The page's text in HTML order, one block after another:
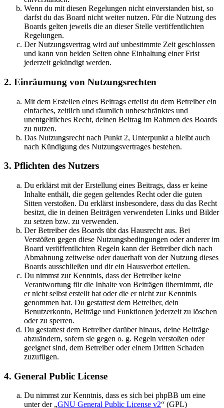
Wenn du mit diesen Regelungen nicht einverstanden bist, so
darfst du das Board nicht weiter nutzen. Für die Nutzung des
Boards gelten jeweils die an dieser Stelle veröffentlichten
Regelungen.
Der Nutzungsvertrag wird auf unbestimmte Zeit geschlossen
und kann von beiden Seiten ohne Einhaltung einer Frist
jederzeit gekündigt werden.
2. Einräumung von Nutzungsrechten
Mit dem Erstellen eines Beitrags erteilst du dem Betreiber ein
einfaches, zeitlich und räumlich unbeschränktes und
unentgeltliches Recht, deinen Beitrag im Rahmen des Boards
zu nutzen.
Das Nutzungsrecht nach Punkt 2, Unterpunkt a bleibt auch
nach Kündigung des Nutzungsvertrages bestehen.
3. Pflichten des Nutzers
Du erklärst mit der Erstellung eines Beitrags, dass er keine
Inhalte enthält, die gegen geltendes Recht oder die guten
Sitten verstoßen. Du erklärst insbesondere, dass du das Recht
besitzt, die in deinen Beiträgen verwendeten Links und Bilder
zu setzen bzw. zu verwenden.
Der Betreiber des Boards übt das Hausrecht aus. Bei
Verstößen gegen diese Nutzungsbedingungen oder anderer im
Board veröffentlichten Regeln kann der Betreiber dich nach
Abmahnung zeitweise oder dauerhaft von der Nutzung dieses
Boards ausschließen und dir ein Hausverbot erteilen.
Du nimmst zur Kenntnis, dass der Betreiber keine
Verantwortung für die Inhalte von Beiträgen übernimmt, die
er nicht selbst erstellt hat oder die er nicht zur Kenntnis
genommen hat. Du gestattest dem Betreiber, dein
Benutzerkonto, Beiträge und Funktionen jederzeit zu löschen
oder zu sperren.
Du gestattest dem Betreiber darüber hinaus, deine Beiträge
abzuändern, sofern sie gegen o. g. Regeln verstoßen oder
geeignet sind, dem Betreiber oder einem Dritten Schaden
zuzufügen.
4. General Public License
Du nimmst zur Kenntnis, dass es sich bei phpBB um eine
unter der „GNU General Public License v2“ (GPL)